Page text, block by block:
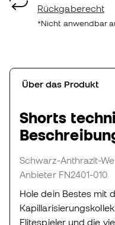
Rückgaberecht
*Nicht anwendbar
Über das Produkt
Shorts
Schwarz-Anthrazit-
Anbieter FN2401-010
Hole dein Bestes mit
Elitespieler und die